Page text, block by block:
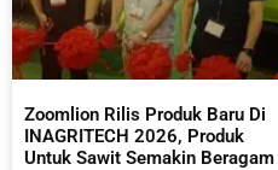
Zoomlion Rilis Produk Baru Di
INAGRITECH 2026, Produk
Untuk Sawit Semakin Beragam